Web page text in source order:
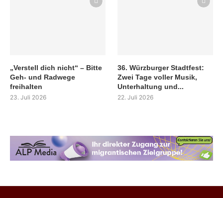
„Verstell dich nicht“ – Bitte
Geh- und Radwege
freihalten
23. Juli 2026
36. Würzburger Stadtfest:
Zwei Tage voller Musik,
Unterhaltung und...
22. Juli 2026